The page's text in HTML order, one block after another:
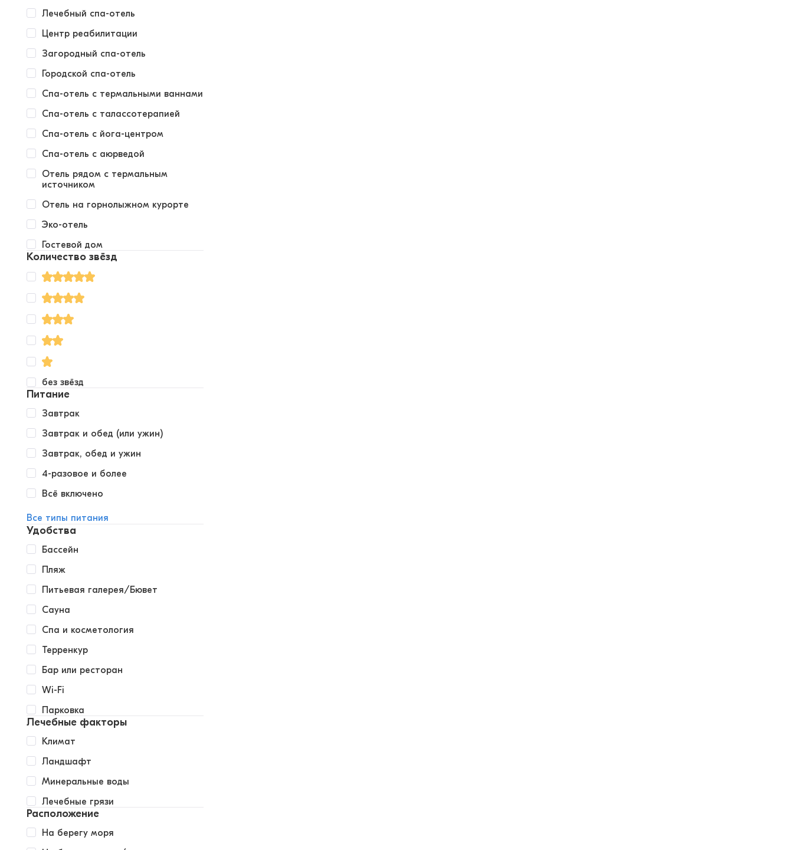
Лечебный спа-отель
Центр реабилитации
Загородный спа-отель
Городской спа-отель
Спа-отель с термальными ваннами
Спа-отель с талассотерапией
Спа-отель с йога-центром
Спа-отель с аюрведой
Отель рядом с термальным
источником
Отель на горнолыжном курорте
Эко-отель
Гостевой дом
Количество звёзд
без звёзд
Питание
Завтрак
Завтрак и обед (или ужин)
Завтрак, обед и ужин
4-разовое и более
Всё включено
Все типы питания
Удобства
Бассейн
Пляж
Питьевая галерея/Бювет
Сауна
Спа и косметология
Терренкур
Бар или ресторан
Wi-Fi
Парковка
Лечебные факторы
Климат
Ландшафт
Минеральные воды
Лечебные грязи
Расположение
На берегу моря